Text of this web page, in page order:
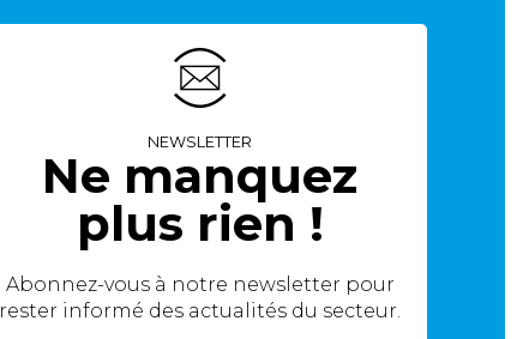
NEWSLETTER
Ne manquez
plus rien !
Abonnez-vous à notre newsletter pour
rester informé des actualités du secteur.